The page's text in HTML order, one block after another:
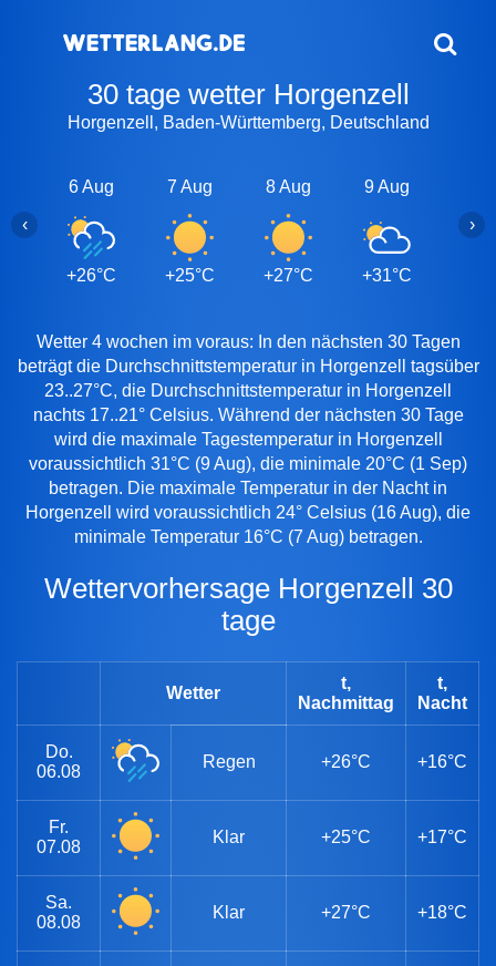
30 tage wetter Horgenzell
Horgenzell, Baden-Württemberg, Deutschland
6 Aug
+26°C
7 Aug
+25°C
8 Aug
+27°C
9 Aug
+31°C
‹ ›
Wetter 4 wochen im voraus: In den nächsten 30 Tagen
beträgt die Durchschnittstemperatur in Horgenzell tagsüber
23..27°C, die Durchschnittstemperatur in Horgenzell
nachts 17..21° Celsius. Während der nächsten 30 Tage
wird die maximale Tagestemperatur in Horgenzell
voraussichtlich 31°C (9 Aug), die minimale 20°C (1 Sep)
betragen. Die maximale Temperatur in der Nacht in
Horgenzell wird voraussichtlich 24° Celsius (16 Aug), die
minimale Temperatur 16°C (7 Aug) betragen.
Wettervorhersage Horgenzell 30
tage
Wetter
t,
Nachmittag
t,
Nacht
Do.
06.08
Regen +26°C +16°C
Fr.
07.08
Klar +25°C +17°C
Sa.
08.08
Klar +27°C +18°C